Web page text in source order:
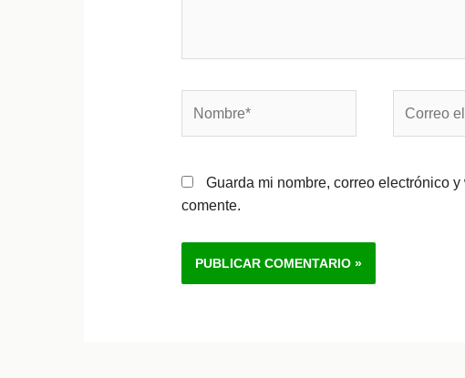
Guarda mi nombre, correo electrónico
comente.